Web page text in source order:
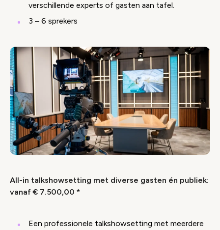
verschillende experts of gasten aan tafel.
3 – 6 sprekers
All-in talkshowsetting met diverse gasten én publiek:
vanaf € 7.500,00 *
Een professionele talkshowsetting met meerdere